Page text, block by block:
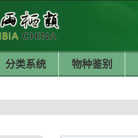
分类系统 物种鉴别